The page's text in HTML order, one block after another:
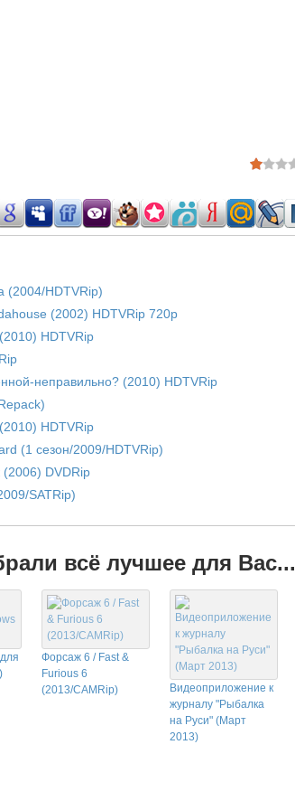
(2004/HDTVRip)
(2002) HDTVRip 720p
HDTVRip
неправильно? (2010) HDTVRip
HDTVRip
(1 сезон/2009/HDTVRip)
DVDRip
SATRip)
всё лучшее для Вас...
Форсаж 6 / Fast &
Furious 6
(2013/CAMRip)
Видеоприложение к
журналу "Рыбалка
на Руси" (Март
2013)